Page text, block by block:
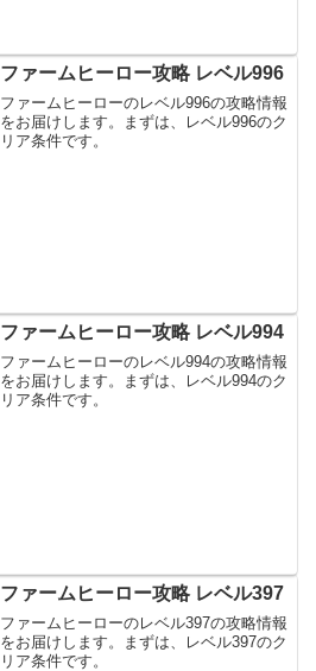
ファームヒーロー攻略 レベル996
ファームヒーローのレベル996の攻略情報
をお届けします。まずは、レベル996のク
リア条件です。
ファームヒーロー攻略 レベル994
ファームヒーローのレベル994の攻略情報
をお届けします。まずは、レベル994のク
リア条件です。
ファームヒーロー攻略 レベル397
ファームヒーローのレベル397の攻略情報
をお届けします。まずは、レベル397のク
リア条件です。